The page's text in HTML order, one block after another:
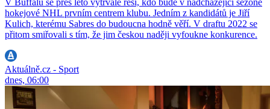
hokejové NHL prvním centrem klubu. Jedním z kandidátů je Jiří
Kulich, kterému Sabres do budoucna hodně věří. V draftu 2022 se
přitom smiřovali s tím, že jim českou naději vyfoukne konkurence.
Aktuálně.cz - Sport
dnes, 06:00